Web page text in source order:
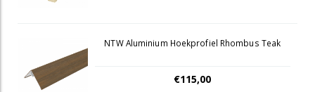
NTW Aluminium Hoekprofiel Rhombus Teak
€115,00